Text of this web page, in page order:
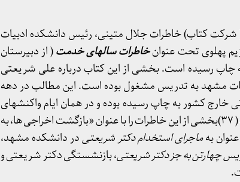
کشور ( شرکت کتاب) خاطرات جلال متینی، رئیس دانشکده ادبیات
پهلوی تحت عنوانخاطرات سالهای خدمت( از دبیرستان
ادب و هنر ایران) در ۳۳۶ صفحه به چاپ رسیده است. بخشی از این کتاب درباره علی شریعتی
مشهد به تدریس مشغول بوده است. این مطالب در دهه
خارج کشور به چاپ رسیده بوده و در همان ایام واکنشهای
بسیاری را برانگیخته بود. اندیشه‌پویا در شماره اخیر خود ( ۳۷)بخشی از این خاطرات را با عنوان «بازگشت اخراجی ها، به
بهماجرای استخدام دکتر شریعتیدر دانشکده مشهد،
چهارتن به جز دکتر شریعتی، بازنشستگی دکتر شریعتی و